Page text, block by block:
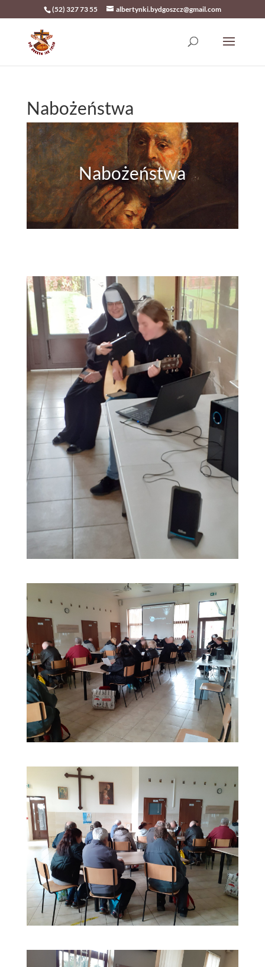
(52) 327 73 55 albertynki.bydgoszcz@gmail.com
Nabożeństwa
Nabożeństwa